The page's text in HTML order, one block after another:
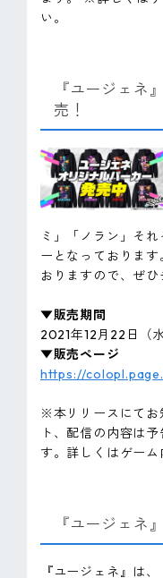
い。
『ユージェネ
売！
ミ」「ノラン」そ
ーとなっておりま
おりますので、ぜひ
▼販売期間
2021年12月22日（
▼販売ページ
https://
※本リリースにてお
ト、配信の内容は
す。詳しくはゲーム
『ユージェネ
『ユージェネ』は